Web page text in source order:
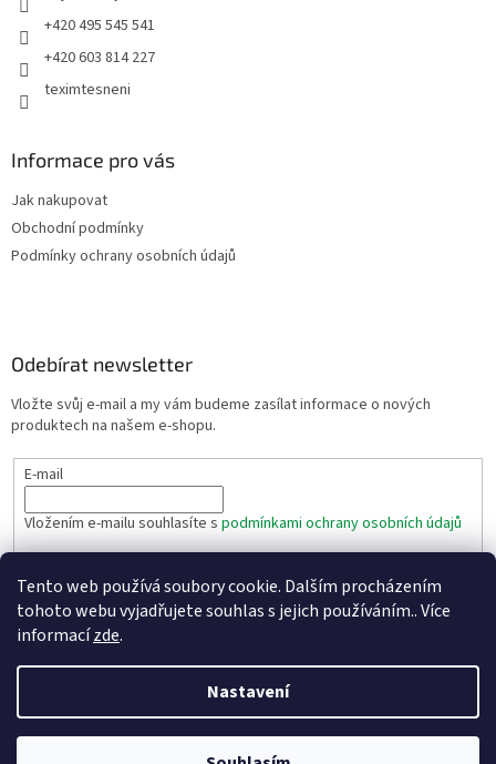
Tento web používá soubory cookie. Dalším procházením
tohoto webu vyjadřujete souhlas s jejich používáním.. Více
informacízde.
Nastavení
+420 495 545 541
+420 603 814 227
teximtesneni
Informace pro vás
Jak nakupovat
Obchodní podmínky
Podmínky ochrany osobních údajů
Odebírat newsletter
Vložte svůj e-mail a my vám budeme zasílat informace o nových
produktech na našem e-shopu.
E-mail
Vložením e-mailu souhlasíte s podmínkami ochrany osobních údajů
PŘIHLÁSIT SE
Vytvořil Shoptet
Copyright 2026Eshop těsnění - Texim s.r.o.. Všechna práva